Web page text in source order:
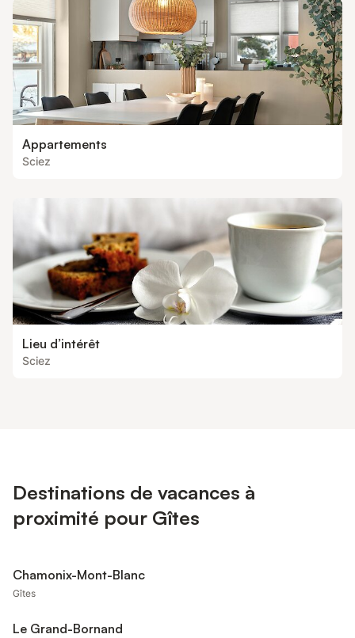
Appartements
Sciez
Lieu d’intérêt
Sciez
Destinations de vacances à
proximité pour Gîtes
Chamonix-Mont-Blanc
Gîtes
Le Grand-Bornand